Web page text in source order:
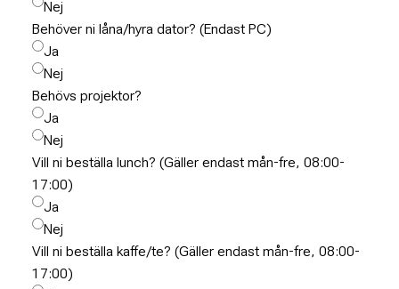
Nej
Behöver ni låna/hyra dator? (Endast PC)
Ja
Nej
Behövs projektor?
Ja
Nej
Vill ni beställa lunch? (Gäller endast mån-fre, 08:00-
17:00)
Ja
Nej
Vill ni beställa kaffe/te? (Gäller endast mån-fre, 08:00-
17:00)